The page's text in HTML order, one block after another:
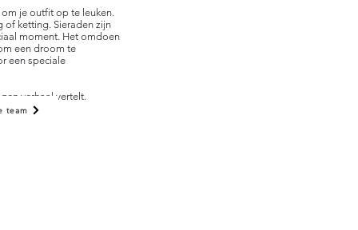
je outfit op te leuken.
of ketting. Sieraden zijn
moment. Het omdoen
een droom te
een speciale
verhaal vertelt.
team